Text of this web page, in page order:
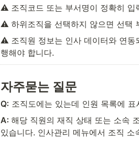
⚠️ 조직코드 또는 부서명이 정확히 입
⚠️ 하위조직을 선택하지 않으면 선택
⚠️ 조직원 정보는 인사 데이터와 연동
행해야 합니다.
자주묻는 질문
Q: 조직도에는 있는데 인원 목록에 표
A: 해당 직원의 재직 상태 또는 소속
있습니다. 인사관리 메뉴에서 조직